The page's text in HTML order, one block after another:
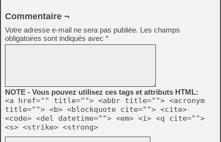
Commentaire ¬
Votre adresse e-mail ne sera pas publiée. Les champs
obligatoires sont indiqués avec *
NOTE - Vous pouvez utilisez ces tags et attributs HTML:
<a href="" title=""> <abbr title=""> <acronym
title=""> <b> <blockquote cite=""> <cite>
<code> <del datetime=""> <em> <i> <q cite="">
<s> <strike> <strong>